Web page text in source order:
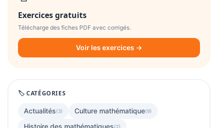
Exercices gratuits
Télécharge des fiches PDF avec corrigés.
Voir les exercices →
🏷️ CATÉGORIES
Actualités(3) Culture mathématique(9)
Histoire des mathématiques(2)